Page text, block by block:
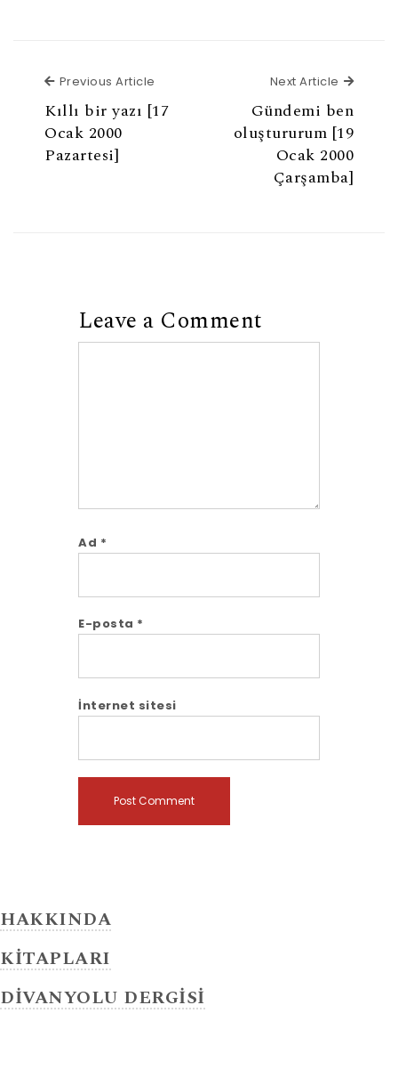
Previous Article
Kıllı bir yazı [17
Ocak 2000
Pazartesi]
Next Article Next
Gündemi ben
oluştururum [19
Ocak 2000
Çarşamba]
Leave a Comment
Ad *
E-posta *
İnternet sitesi
HAKKINDA
KİTAPLARI
DİVANYOLU DERGİSİ